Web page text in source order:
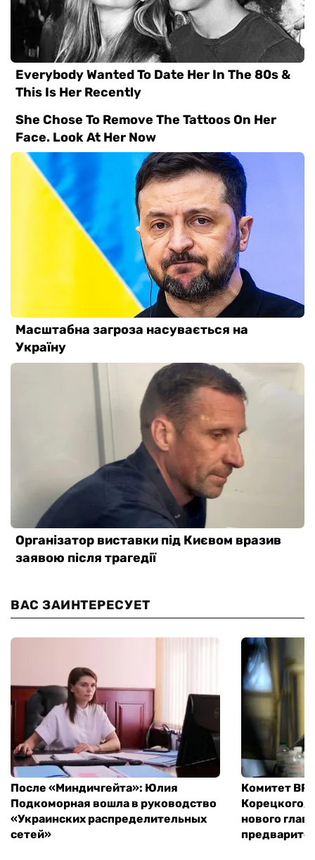
ВАС ЗАИНТЕРЕСУЕТ
После «Миндичгейта»: Юлия
Подкоморная вошла в руководство
«Украинских распределительных
сетей»
Комитет ВР
Корецкого,
нового